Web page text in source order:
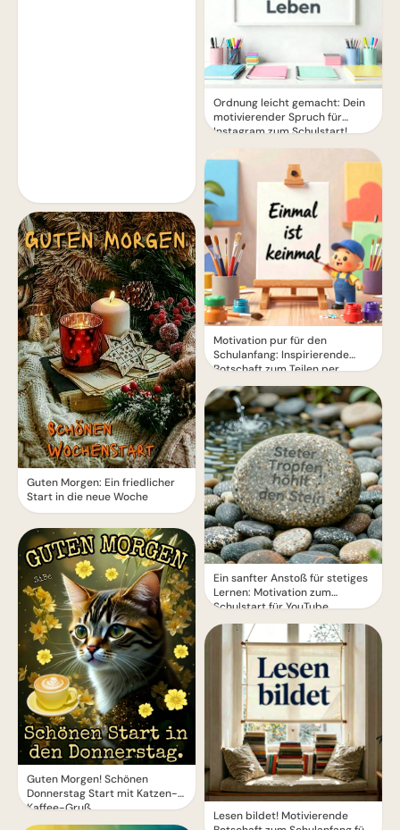
Guten Morgen: Ein friedlicher
Start in die neue Woche
Guten Morgen! Schönen
Donnerstag Start mit Katzen-
Kaffee-Gruß
Ordnung leicht gemacht: Dein
motivierender Spruch für
Instagram zum Schulstart!
Motivation pur für den
Schulanfang: Inspirierende
Botschaft zum Teilen per
WhatsApp!
Ein sanfter Anstoß für stetiges
Lernen: Motivation zum
Schulstart für YouTube.
Lesen bildet! Motivierende